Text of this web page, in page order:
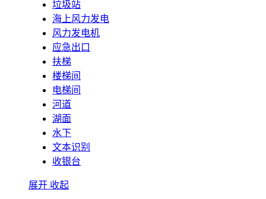
垃圾站
海上风力发电
风力发电机
应急出口
扶梯
楼梯间
电梯间
河道
湖面
水下
文本识别
收银台
展开 收起